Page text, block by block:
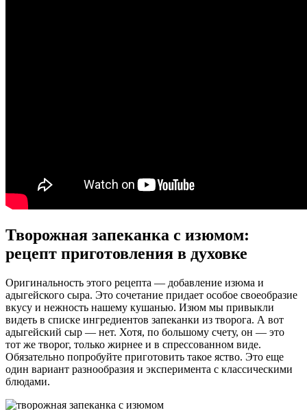
Творожная запеканка с изюмом:
рецепт приготовления в духовке
Оригинальность этого рецепта — добавление изюма и
адыгейского сыра. Это сочетание придает особое своеобразие
вкусу и нежность нашему кушанью. Изюм мы привыкли
видеть в списке ингредиентов запеканки из творога. А вот
адыгейский сыр — нет. Хотя, по большому счету, он — это
тот же творог, только жирнее и в спрессованном виде.
Обязательно попробуйте приготовить такое яство. Это еще
один вариант разнообразия и эксперимента с классическими
блюдами.